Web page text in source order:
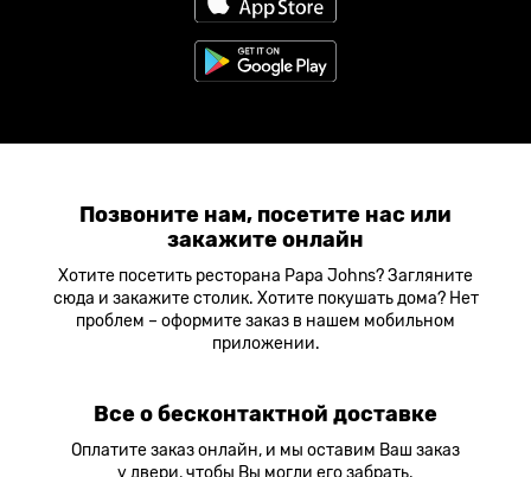
Позвоните нам, посетите нас или
закажите онлайн
Хотите посетить ресторана Papa Johns? Загляните
сюда и закажите столик. Хотите покушать дома? Нет
проблем – оформите заказ в нашем мобильном
приложении.
Все о бесконтактной доставке
Оплатите заказ онлайн, и мы оставим Ваш заказ